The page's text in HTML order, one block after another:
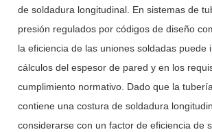
de soldadura longitudinal. En sistemas de
presión regulados por códigos de diseño
la eficiencia de las uniones soldadas puede
cálculos del espesor de pared y en los
cumplimiento normativo. Dado que la
contiene una costura de soldadura
considerarse con un factor de eficiencia de